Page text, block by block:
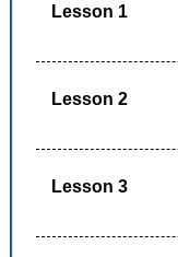
Lesson 1
Lesson 2
Lesson 3